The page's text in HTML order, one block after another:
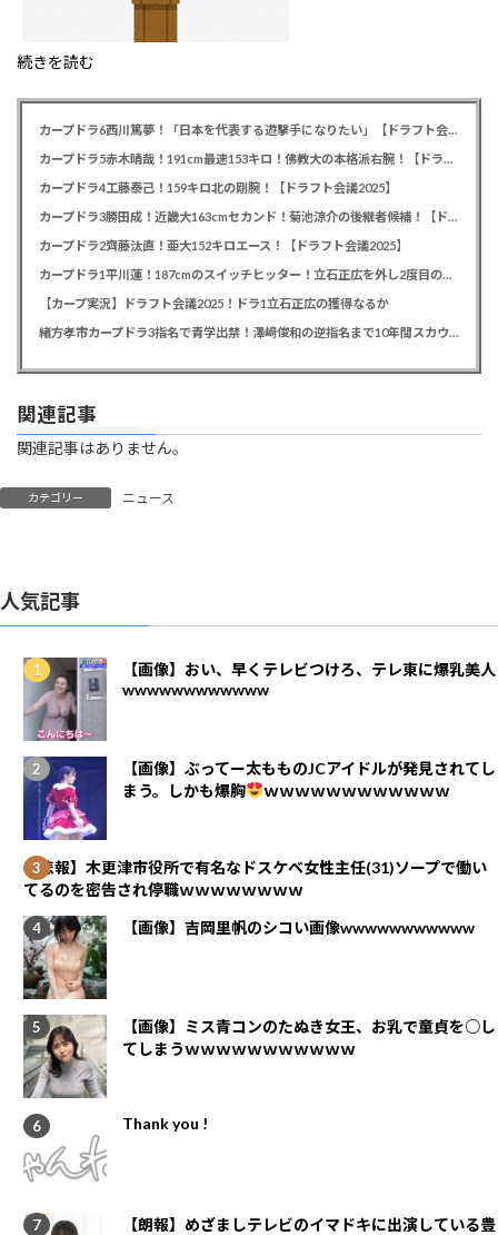
続きを読む
カープドラ6西川篤夢！「日本を代表する遊撃手になりたい」【ドラフト会議2025】
カープドラ5赤木晴哉！191cm最速153キロ！佛教大の本格派右腕！【ドラフト会議2025】
カープドラ4工藤泰己！159キロ北の剛腕！【ドラフト会議2025】
カープドラ3勝田成！近畿大163cmセカンド！菊池涼介の後継者候補！【ドラフト会議2025】
カープドラ2齊藤汰直！亜大152キロエース！【ドラフト会議2025】
カープドラ1平川蓮！187cmのスイッチヒッター！立石正広を外し2度目の重複も新井監督がクジを引き当てる！【ドラフト会議2025】
【カープ実況】ドラフト会議2025！ドラ1立石正広の獲得なるか
緒方孝市カープドラ3指名で青学出禁！澤﨑俊和の逆指名まで10年間スカウト出禁
関連記事
関連記事はありません。
カテゴリー ニュース
人気記事
【画像】おい、早くテレビつけろ、テレ東に爆乳美人
wwwwwwwwwwww
【画像】ぶってー太もものJCアイドルが発見されてし
まう。しかも爆胸
ｗｗｗｗｗｗｗｗｗｗｗｗ
【悲報】木更津市役所で有名なドスケベ女性主任(31)ソープで働い
てるのを密告され停職ｗｗｗｗｗｗｗｗ
【画像】吉岡里帆のシコい画像wwwwwwwwwww
【画像】ミス青コンのたぬき女王、お乳で童貞を○し
てしまうｗｗｗｗｗｗｗｗｗｗｗ
Thank you !
【朗報】めざましテレビのイマドキに出演している豊